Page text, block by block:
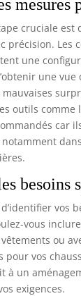
mesures
cruciale est
précision. Les
une
une vue
outils
car
besoins
vos
vous
ou
pour vos
à un
exigences.